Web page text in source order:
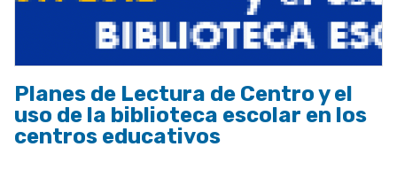
Planes de Lectura de Centro y el
uso de la biblioteca escolar en los
centros educativos